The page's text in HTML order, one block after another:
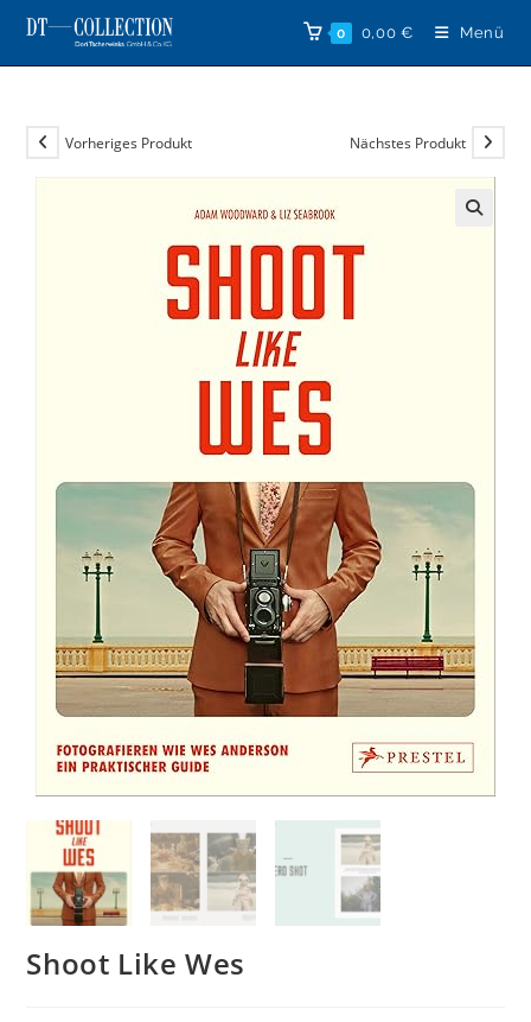
Zum
Inhalt
springen
0 0,00 € Menü
Vorheriges Produkt Nächstes Produkt
Shoot Like Wes